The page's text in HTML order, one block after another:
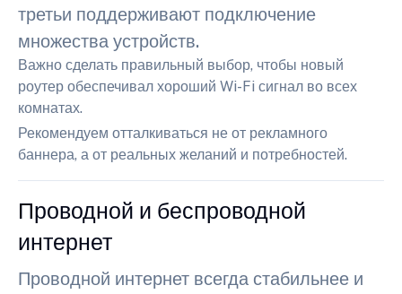
третьи поддерживают подключение
множества устройств.
Важно сделать правильный выбор, чтобы новый
роутер обеспечивал хороший Wi-Fi сигнал во всех
комнатах.
Рекомендуем отталкиваться не от рекламного
баннера, а от реальных желаний и потребностей.
Проводной и беспроводной
интернет
Проводной интернет всегда стабильнее и